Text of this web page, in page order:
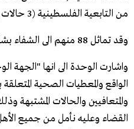
من التابعية الفلسطينية (3 حالات وفاة).
وقد تماثل 88 منهم الى الشفاء بشكل تام.
واشارت الوحدة الى انها "الجهة
الواقع والمعطيات الصحية
والمتعافيين والحالات المشتبهة
القضاء وعليه نأمل من جميع